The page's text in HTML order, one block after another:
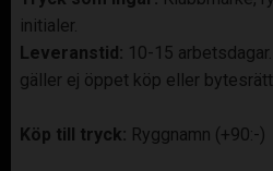
initialer.
Leveranstid: 10-15
gäller ej öppet köp eller bytesrätt.
Köp till tryck: Ryggnamn (+90:-)